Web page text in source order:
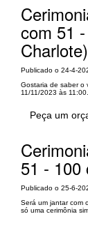
com 51
Charlote)
Publicado o 24-4-
Gostaria de saber o
11/11/2023 às
Peça um
51 - 100
Publicado o 25-6-
Será um jantar com
só uma cerimônia